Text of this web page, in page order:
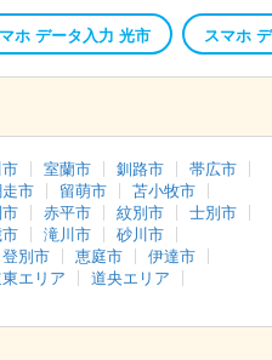
ホ データ入力 光市 スマホ
室蘭市 釧路市
帯広市
市 留萌市
苫小牧市
赤平市 紋別市
士別市
滝川市
砂川市
登別市 恵庭市
伊達市
エリア
道央エリア